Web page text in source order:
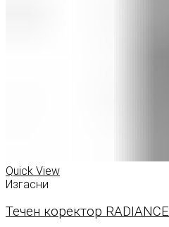
Quick View
Изгасни
Течен коректор RADIANCE